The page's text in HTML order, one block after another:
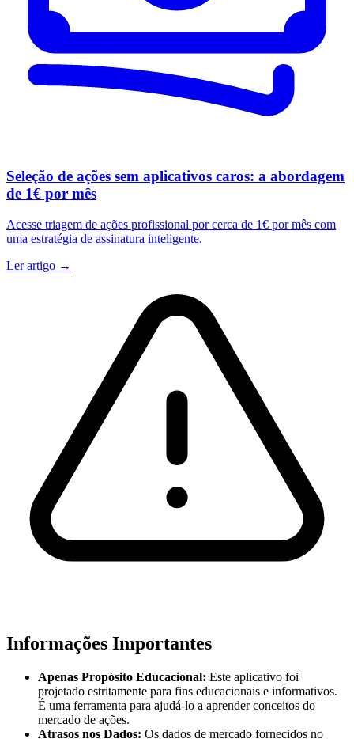
Seleção de ações sem aplicativos caros: a abordagem
de 1€ por mês
Acesse triagem de ações profissional por cerca de 1€ por mês com
uma estratégia de assinatura inteligente.
Ler artigo →
Informações Importantes
Apenas Propósito Educacional: Este aplicativo foi
projetado estritamente para fins educacionais e informativos.
É uma ferramenta para ajudá-lo a aprender conceitos do
mercado de ações.
Atrasos nos Dados: Os dados de mercado fornecidos no